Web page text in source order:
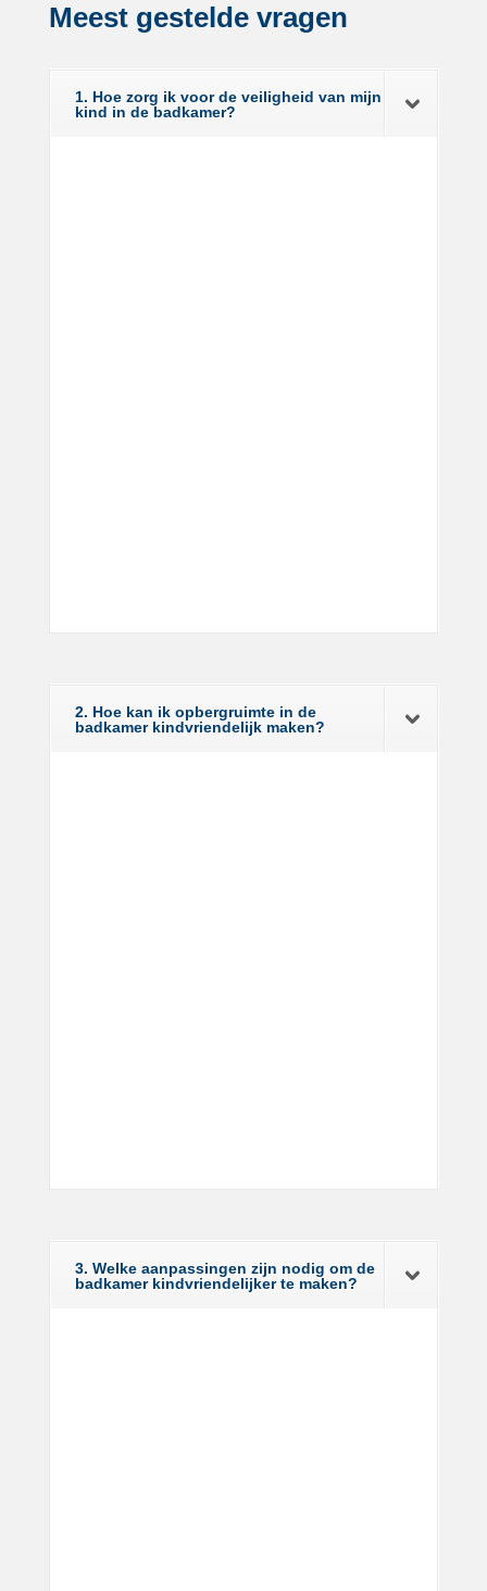
Meest gestelde vragen
1. Hoe zorg ik voor de veiligheid van mijn
kind in de badkamer?
2. Hoe kan ik opbergruimte in de
badkamer kindvriendelijk maken?
3. Welke aanpassingen zijn nodig om de
badkamer kindvriendelijker te maken?